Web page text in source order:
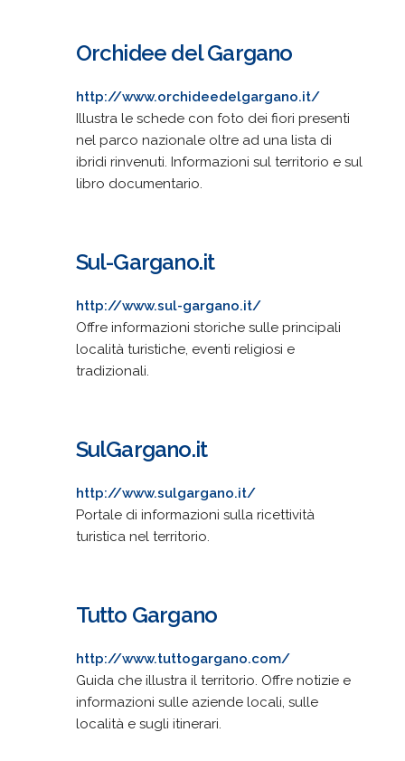
Orchidee del Gargano
http://www.orchideedelgargano.it/
Illustra le schede con foto dei fiori presenti
nel parco nazionale oltre ad una lista di
ibridi rinvenuti. Informazioni sul territorio e sul
libro documentario.
Sul-Gargano.it
http://www.sul-gargano.it/
Offre informazioni storiche sulle principali
località turistiche, eventi religiosi e
tradizionali.
SulGargano.it
http://www.sulgargano.it/
Portale di informazioni sulla ricettività
turistica nel territorio.
Tutto Gargano
http://www.tuttogargano.com/
Guida che illustra il territorio. Offre notizie e
informazioni sulle aziende locali, sulle
località e sugli itinerari.